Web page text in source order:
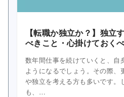
【転職か独立か？】独立
べきこと・心掛けておく
数年間仕事を続けていくと、自
ようになるでしょう。その際、
や独立を考える方も多いです。
も、…